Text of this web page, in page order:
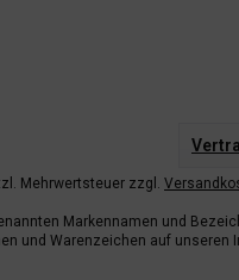
Mehrwertsteuer zzgl.
Markennamen und
und Warenzeichen auf